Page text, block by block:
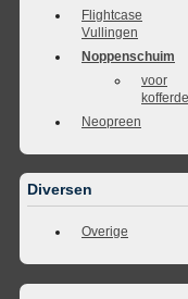
Flightcase
Vullingen
Noppenschuim
voor
Neopreen
Diversen
Overige